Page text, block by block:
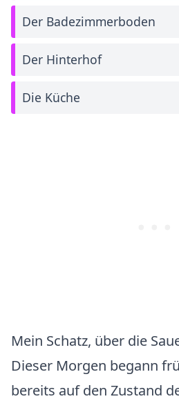
Der Badezimmerboden
Der Hinterhof
Die Küche
Mein Schatz, über die
Dieser Morgen begann
bereits auf den Zustand